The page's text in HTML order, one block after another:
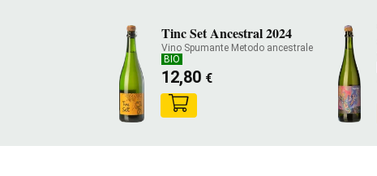
Tinc Set Ancestral 2024
Vino Spumante Metodo ancestrale
BIO
12,80 €